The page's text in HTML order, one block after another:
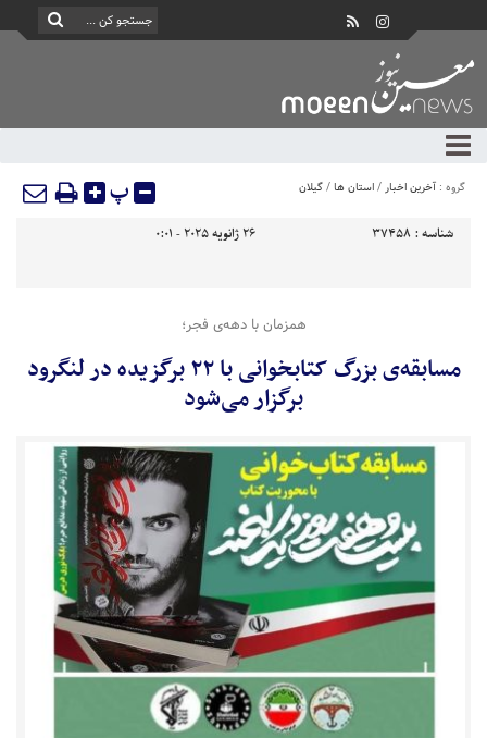
گروه : آخرین اخبار/استان ها/گیلان پ
شناسه : 37458 26 ژانویه 2025 - 0:01
همزمان با دهه‌ی فجر؛
مسابقه‌ی بزرگ کتابخوانی با ۲۲ برگزیده در لنگرود
برگزار می‌شود